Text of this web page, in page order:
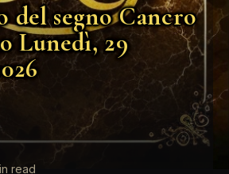
del segno Cancro
Lunedì, 29
read